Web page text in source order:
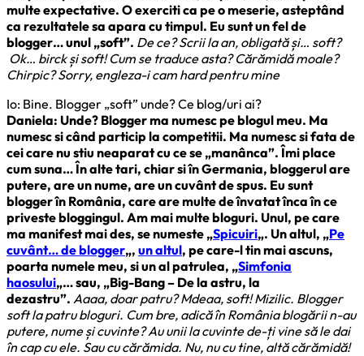
multe expectative. O exerciti ca pe o meserie, asteptând
ca rezultatele sa apara cu timpul. Eu sunt un fel de
blogger… unul „soft”. De ce? Scrii la an, obligată și… soft?
Ok… birck și soft! Cum se traduce asta? Cărămidă moale?
Chirpic? Sorry, engleza-i cam hard pentru mine
Io: Bine. Blogger „soft” unde? Ce blog/uri ai?
Daniela: Unde? Blogger ma numesc pe blogul meu. Ma
numesc si când particip la competitii. Ma numesc si fata de
cei care nu stiu neaparat cu ce se „manânca”. Îmi place
cum suna… În alte tari, chiar si în Germania, bloggerul are
putere, are un nume, are un cuvânt de spus. Eu sunt
blogger în România, care are multe de învatat înca în ce
priveste bloggingul. Am mai multe bloguri. Unul, pe care
ma manifest mai des, se numeste „Spicuiri„. Un altul, „Pe
cuvânt… de blogger„, un altul, pe care-l tin mai ascuns,
poarta numele meu, si un al patrulea, „Simfonia
haosului„… sau, „Big-Bang – De la astru, la
dezastru”. Aaaa, doar patru? Mdeaa, soft! Mizilic. Blogger
soft la patru bloguri. Cum bre, adică în România blogării n-au
putere, nume și cuvinte? Au unii la cuvinte de-ți vine să le dai
în cap cu ele. Sau cu cărămida. Nu, nu cu tine, altă cărămidă!